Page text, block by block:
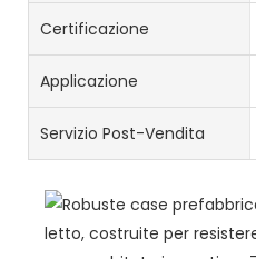
Certificazione
Applicazione
Servizio Post-Vendita